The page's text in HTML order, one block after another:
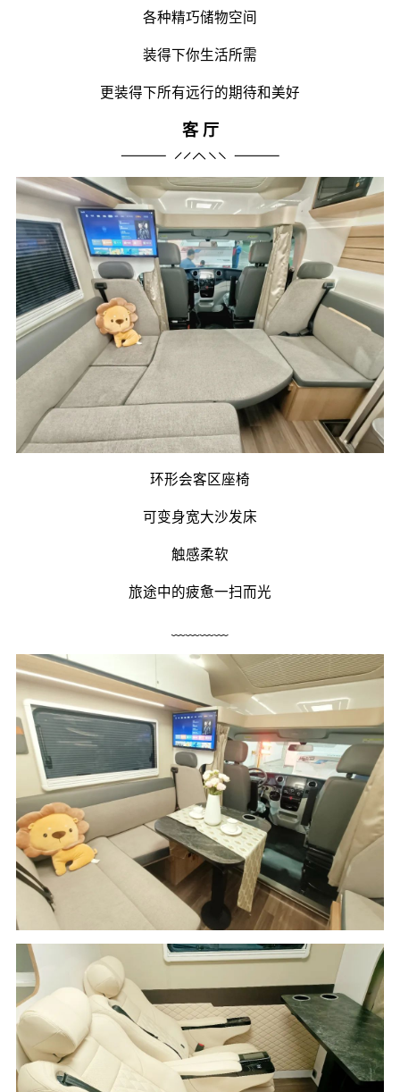
各种精巧储物空间
装得下你生活所需
更装得下所有远行的期待和美好
客 厅
环形会客区座椅
可变身宽大沙发床
触感柔软
旅途中的疲惫一扫而光